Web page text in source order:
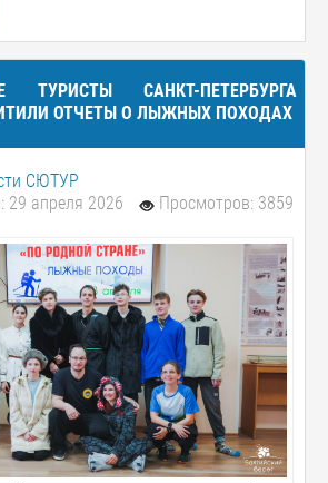
ТУРИСТЫ САНКТ-ПЕТЕРБУРГА
ОТЧЕТЫ О ЛЫЖНЫХ ПОХОДАХ
СЮТУР
29 апреля 2026
Просмотров: 3859